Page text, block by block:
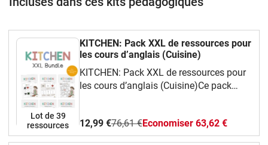
Lot de 39
ressources
KITCHEN: Pack XXL de ressources pour
les cours d’anglais (Cuisine)
KITCHEN: Pack XXL de ressources pour
les cours d’anglais (Cuisine)Ce pack
utiliser en classe d’anglais.Tu y
trouveras :Des cartes de vocabulaire
12,99 €76,61 €Economiser 63,62 €